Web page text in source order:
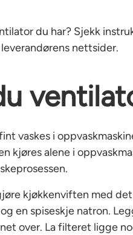
du har? Sjekk
nettsider.
vaskes i
kjøres alene i
kjøkkenviften med
en spiseskje natron.
over. La filteret ligge